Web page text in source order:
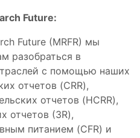
Future:
Future (MRFR) мы
разобраться в
с помощью наших
отчетов (CRR),
отчетов (HCRR),
отчетов (3R),
питанием (CFR) и